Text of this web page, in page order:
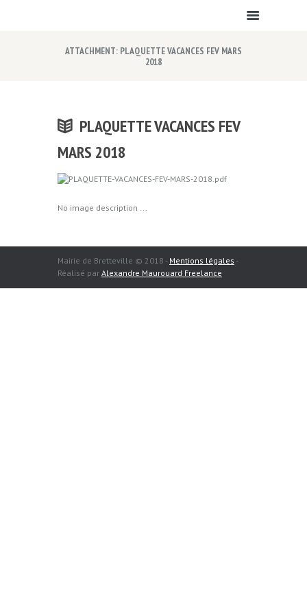
ATTACHMENT: PLAQUETTE VACANCES FEV MARS
2018
PLAQUETTE VACANCES FEV
MARS 2018
No image description ...
Mairie de Bretteville © 2018 - Mentions légales -
Réalisé par Alexandre Maurouard Freelance